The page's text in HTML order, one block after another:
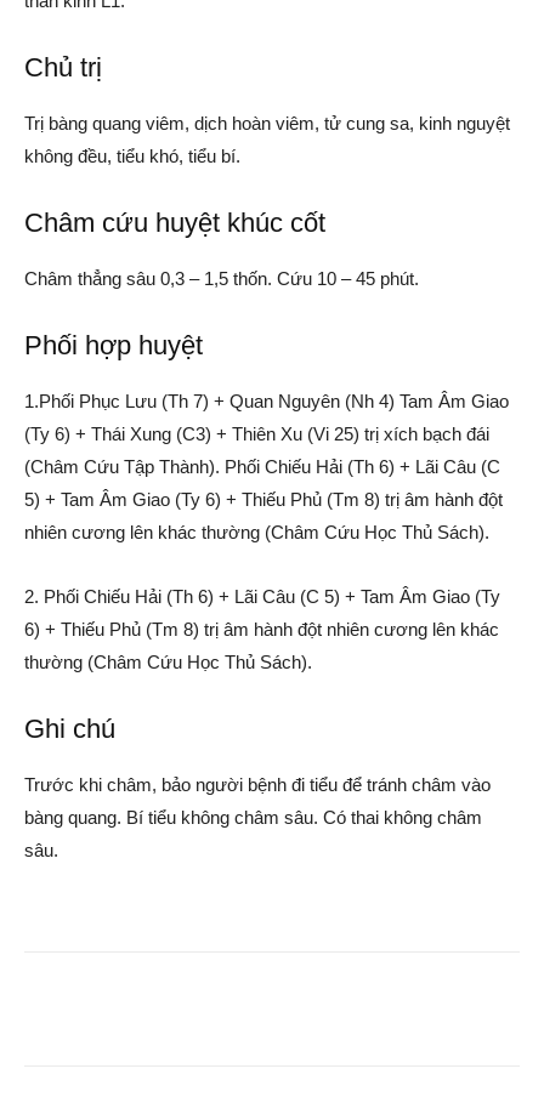
Chủ trị
Trị bàng quang viêm, dịch hoàn viêm, tử cung sa, kinh nguyệt
không đều, tiểu khó, tiểu bí.
Châm cứu huyệt khúc cốt
Châm thẳng sâu 0,3 – 1,5 thốn. Cứu 10 – 45 phút.
Phối hợp huyệt
1.Phối Phục Lưu (Th 7) + Quan Nguyên (Nh 4) Tam Âm Giao
(Ty 6) + Thái Xung (C3) + Thiên Xu (Vi 25) trị xích bạch đái
(Châm Cứu Tập Thành). Phối Chiếu Hải (Th 6) + Lãi Câu (C
5) + Tam Âm Giao (Ty 6) + Thiếu Phủ (Tm 8) trị âm hành đột
nhiên cương lên khác thường (Châm Cứu Học Thủ Sách).
2. Phối Chiếu Hải (Th 6) + Lãi Câu (C 5) + Tam Âm Giao (Ty
6) + Thiếu Phủ (Tm 8) trị âm hành đột nhiên cương lên khác
thường (Châm Cứu Học Thủ Sách).
Ghi chú
Trước khi châm, bảo người bệnh đi tiểu để tránh châm vào
bàng quang. Bí tiểu không châm sâu. Có thai không châm
sâu.